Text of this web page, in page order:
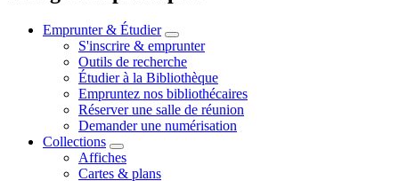
Emprunter & Étudier
S'inscrire & emprunter
Outils de recherche
Étudier à la Bibliothèque
Empruntez nos bibliothécaires
Réserver une salle de réunion
Demander une numérisation
Collections
Affiches
Cartes & plans